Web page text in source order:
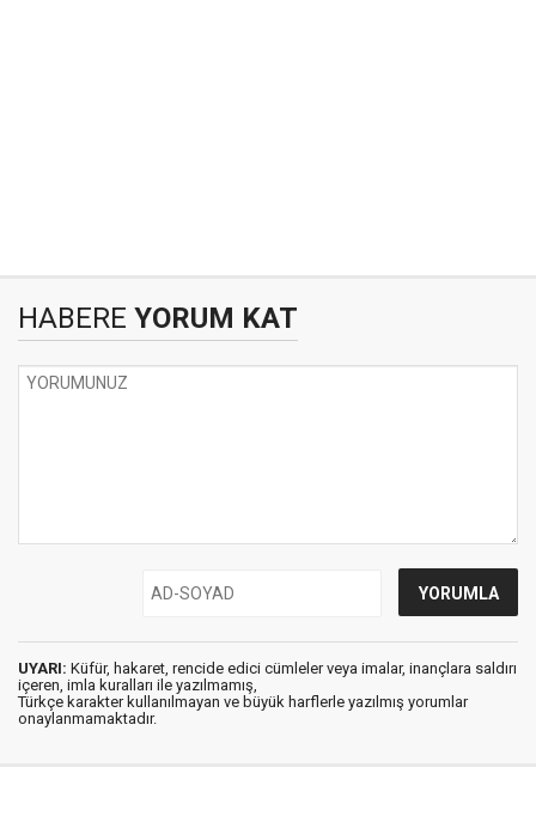
HABERE YORUM KAT
UYARI: Küfür, hakaret, rencide edici cümleler veya imalar, inançlara saldırı
içeren, imla kuralları ile yazılmamış,
Türkçe karakter kullanılmayan ve büyük harflerle yazılmış yorumlar
onaylanmamaktadır.